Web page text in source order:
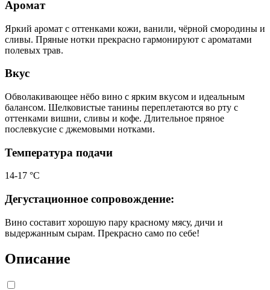
Аромат
Яркий аромат с оттенками кожи, ванили, чёрной смородины и
сливы. Пряные нотки прекрасно гармонируют с ароматами
полевых трав.
Вкус
Обволакивающее нёбо вино с ярким вкусом и идеальным
балансом. Шелковистые танины переплетаются во рту с
оттенками вишни, сливы и кофе. Длительное пряное
послевкусие с джемовыми нотками.
Температура подачи
14-17 °С
Дегустационное сопровождение:
Вино составит хорошую пару красному мясу, дичи и
выдержанным сырам. Прекрасно само по себе!
Описание